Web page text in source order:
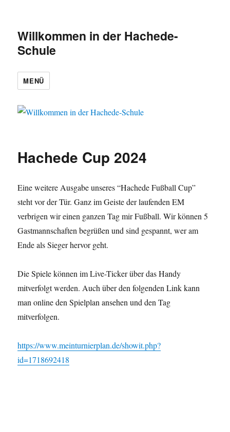
Willkommen in der Hachede-
Schule
MENÜ
Hachede Cup 2024
Eine weitere Ausgabe unseres “Hachede Fußball Cup”
steht vor der Tür. Ganz im Geiste der laufenden EM
verbrigen wir einen ganzen Tag mir Fußball. Wir können 5
Gastmannschaften begrüßen und sind gespannt, wer am
Ende als Sieger hervor geht.
Die Spiele können im Live-Ticker über das Handy
mitverfolgt werden. Auch über den folgenden Link kann
man online den Spielplan ansehen und den Tag
mitverfolgen.
https://www.meinturnierplan.de/showit.php?
id=1718692418